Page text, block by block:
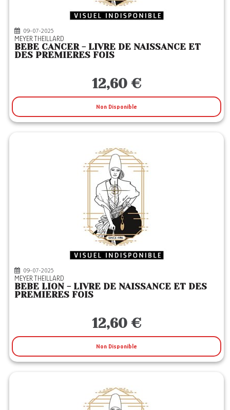
09-07-2025
MEYER THEILLARD
BEBE CANCER - LIVRE DE NAISSANCE ET
DES PREMIERES FOIS
12,60 €
Non Disponible
09-07-2025
MEYER THEILLARD
BEBE LION - LIVRE DE NAISSANCE ET DES
PREMIERES FOIS
12,60 €
Non Disponible